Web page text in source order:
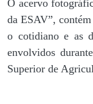
O acervo
da ESAV”,
o cotidiano e as
envolvidos
Superior de